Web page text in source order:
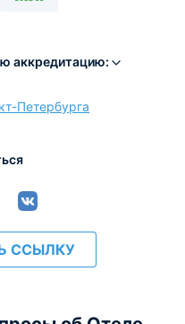
аккредитацию:
Петербурга
ССЫЛКУ